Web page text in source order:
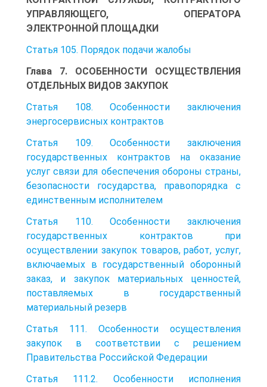
УПРАВЛЯЮЩЕГО, ОПЕРАТОРА
ЭЛЕКТРОННОЙ ПЛОЩАДКИ
Статья 105. Порядок подачи жалобы
Глава 7. ОСОБЕННОСТИ ОСУЩЕСТВЛЕНИЯ
ОТДЕЛЬНЫХ ВИДОВ ЗАКУПОК
Статья 108. Особенности заключения
энергосервисных контрактов
Статья 109. Особенности заключения
государственных контрактов на оказание
услуг связи для обеспечения обороны страны,
безопасности государства, правопорядка с
единственным исполнителем
Статья 110. Особенности заключения
государственных контрактов при
осуществлении закупок товаров, работ, услуг,
включаемых в государственный оборонный
заказ, и закупок материальных ценностей,
поставляемых в государственный
материальный резерв
Статья 111. Особенности осуществления
закупок в соответствии с решением
Правительства Российской Федерации
Статья 111.2. Особенности исполнения